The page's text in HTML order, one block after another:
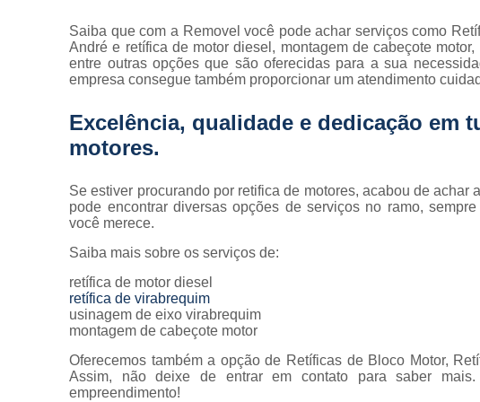
Saiba que com a Removel você pode achar serviços como
André e retífica de motor diesel, montagem de cabeçote
entre outras opções que são oferecidas para a sua
empresa consegue também proporcionar um atendimento
Excelência, qualidade e dedicação em
motores.
Se estiver procurando por retifica de motores, acabou de achar
pode encontrar diversas opções de serviços no ramo,
você merece.
Saiba mais sobre os serviços de:
retífica de motor diesel
retífica de virabrequim
usinagem de eixo virabrequim
montagem de cabeçote motor
Oferecemos também a opção de Retíficas de Bloco Motor,
Assim, não deixe de entrar em contato para saber
empreendimento!